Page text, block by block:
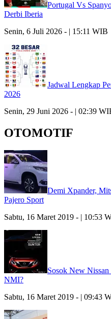
Portugal Vs
Derbi Iberia
Senin, 6 Juli 2026 - | 15:11 WIB
Jadwal Lengkap
2026
Senin, 29 Juni 2026 - | 02:39
OTOMOTIF
Demi Xpander,
Pajero Sport
Sabtu, 16 Maret 2019 - | 10:53
Sosok New
NMI?
Sabtu, 16 Maret 2019 - | 09:43